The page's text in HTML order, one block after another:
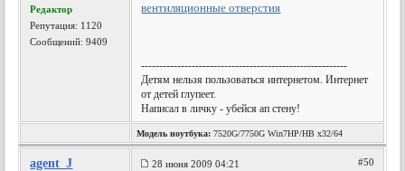
Редактор
Репутация: 1120
Сообщений: 9409
вентиляционные отверстия
---------------------------------------------------------
Детям нельзя пользоваться интернетом. Интернет
от детей глупеет.
Написал в личку - убейся ап стену!
Модель ноутбука: 7520G/7750G Win7HP/HB x32/64
agent_J 28 июня 2009 04:21 #50